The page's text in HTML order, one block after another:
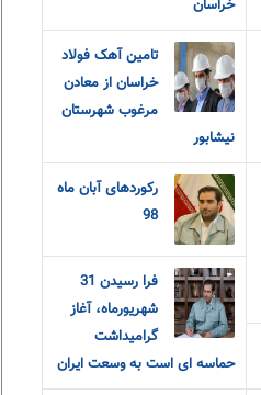
خراسان
تامین آهک فولاد
خراسان از معادن
مرغوب شهرستان
نیشابور
رکوردهای آبان ماه
98
فرا رسیدن 31
شهریورماه، آغاز
گرامیداشت
حماسه ای است به وسعت ایران